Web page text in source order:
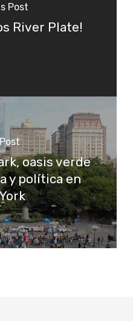
Post
River Plate!
oasis verde
y política en